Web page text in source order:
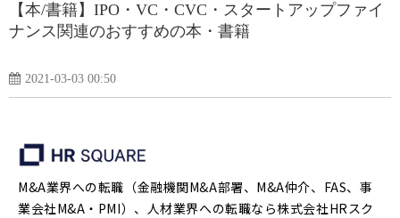
【本/書籍】IPO・VC・CVC・スタートアップファイ
ナンス関連のおすすめの本・書籍
2021-03-03 00:50
M&A業界への転職（金融機関M&A部署、M&A仲介、FAS、事
業会社M&A・PMI）、人材業界への転職なら株式会社HRスク